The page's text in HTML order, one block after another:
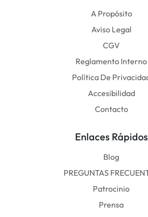
A Propósito
Aviso Legal
CGV
Reglamento Interno
Política De
Accesibilidad
Contacto
Enlaces Rápidos
Blog
PREGUNTAS
Patrocinio
Prensa